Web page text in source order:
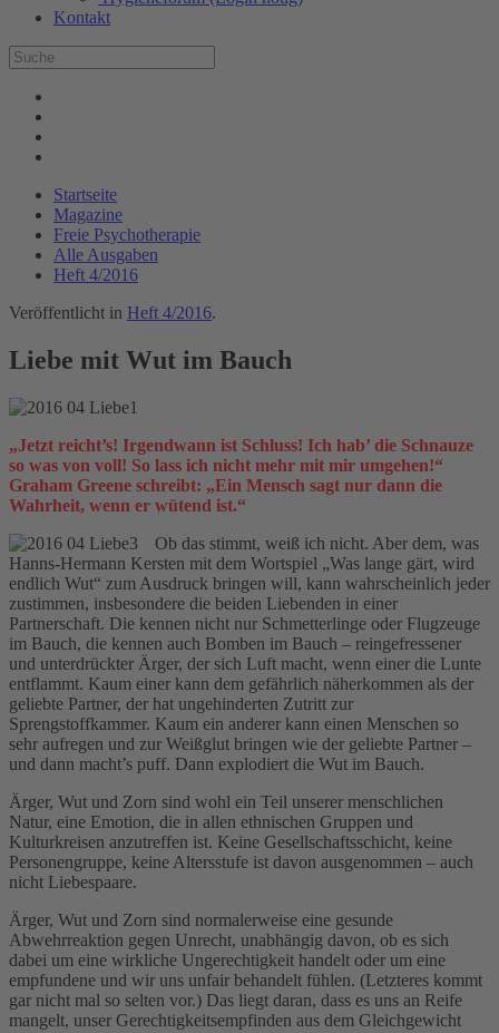
Kontakt
Startseite
Magazine
Freie Psychotherapie
Alle Ausgaben
Heft 4/2016
Veröffentlicht in Heft 4/2016.
Liebe mit Wut im Bauch
„Jetzt reicht’s! Irgendwann ist Schluss! Ich hab’ die Schnauze
so was von voll! So lass ich nicht mehr mit mir umgehen!“
Graham Greene schreibt: „Ein Mensch sagt nur dann die
Wahrheit, wenn er wütend ist.“
Ob das stimmt, weiß ich nicht. Aber dem, was
Hanns-Hermann Kersten mit dem Wortspiel „Was lange gärt, wird
endlich Wut“ zum Ausdruck bringen will, kann wahrscheinlich jeder
zustimmen, insbesondere die beiden Liebenden in einer
Partnerschaft. Die kennen nicht nur Schmetterlinge oder Flugzeuge
im Bauch, die kennen auch Bomben im Bauch – reingefressener
und unterdrückter Ärger, der sich Luft macht, wenn einer die Lunte
entflammt. Kaum einer kann dem gefährlich näherkommen als der
geliebte Partner, der hat ungehinderten Zutritt zur
Sprengstoffkammer. Kaum ein anderer kann einen Menschen so
sehr aufregen und zur Weißglut bringen wie der geliebte Partner –
und dann macht’s puff. Dann explodiert die Wut im Bauch.
Ärger, Wut und Zorn sind wohl ein Teil unserer menschlichen
Natur, eine Emotion, die in allen ethnischen Gruppen und
Kulturkreisen anzutreffen ist. Keine Gesellschaftsschicht, keine
Personengruppe, keine Altersstufe ist davon ausgenommen – auch
nicht Liebespaare.
Ärger, Wut und Zorn sind normalerweise eine gesunde
Abwehrreaktion gegen Unrecht, unabhängig davon, ob es sich
dabei um eine wirkliche Ungerechtigkeit handelt oder um eine
empfundene und wir uns unfair behandelt fühlen. (Letzteres kommt
gar nicht mal so selten vor.) Das liegt daran, dass es uns an Reife
mangelt, unser Gerechtigkeitsempfinden aus dem Gleichgewicht